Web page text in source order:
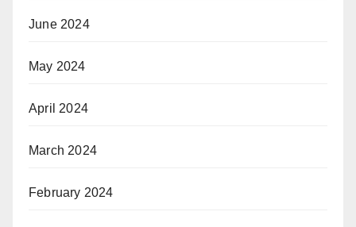
June 2024
May 2024
April 2024
March 2024
February 2024